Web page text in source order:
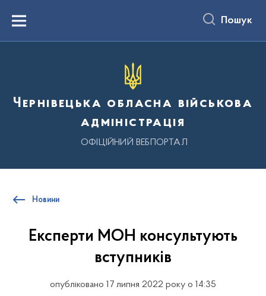
вмістуMenu Пошук
Чернівецька обласна військова
адміністрація
ОФІЦІЙНИЙ ВЕБПОРТАЛ
Новини
Експерти МОН консультують
вступників
опубліковано 17 липня 2022 року о 14:35